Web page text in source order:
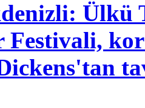
Ülkü
Festivali,